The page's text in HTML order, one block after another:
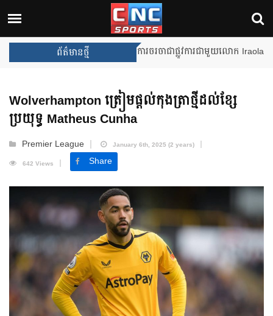
ព័ត៌មានថ្មី Unai Emery សន្យាថានឹងឈ្នះពាន
Wolverhampton ត្រៀមផ្តល់កុងត្រាថ្មីដល់ខ្សែ
ប្រយុទ្ធ Matheus Cunha
Premier League
January 6th, 2025 (2 years)
642 Views
Share